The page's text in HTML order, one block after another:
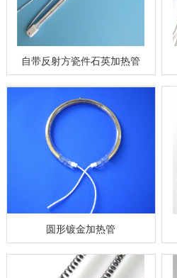
自带反射方瓷件石英加热管
圆形镀金加热管